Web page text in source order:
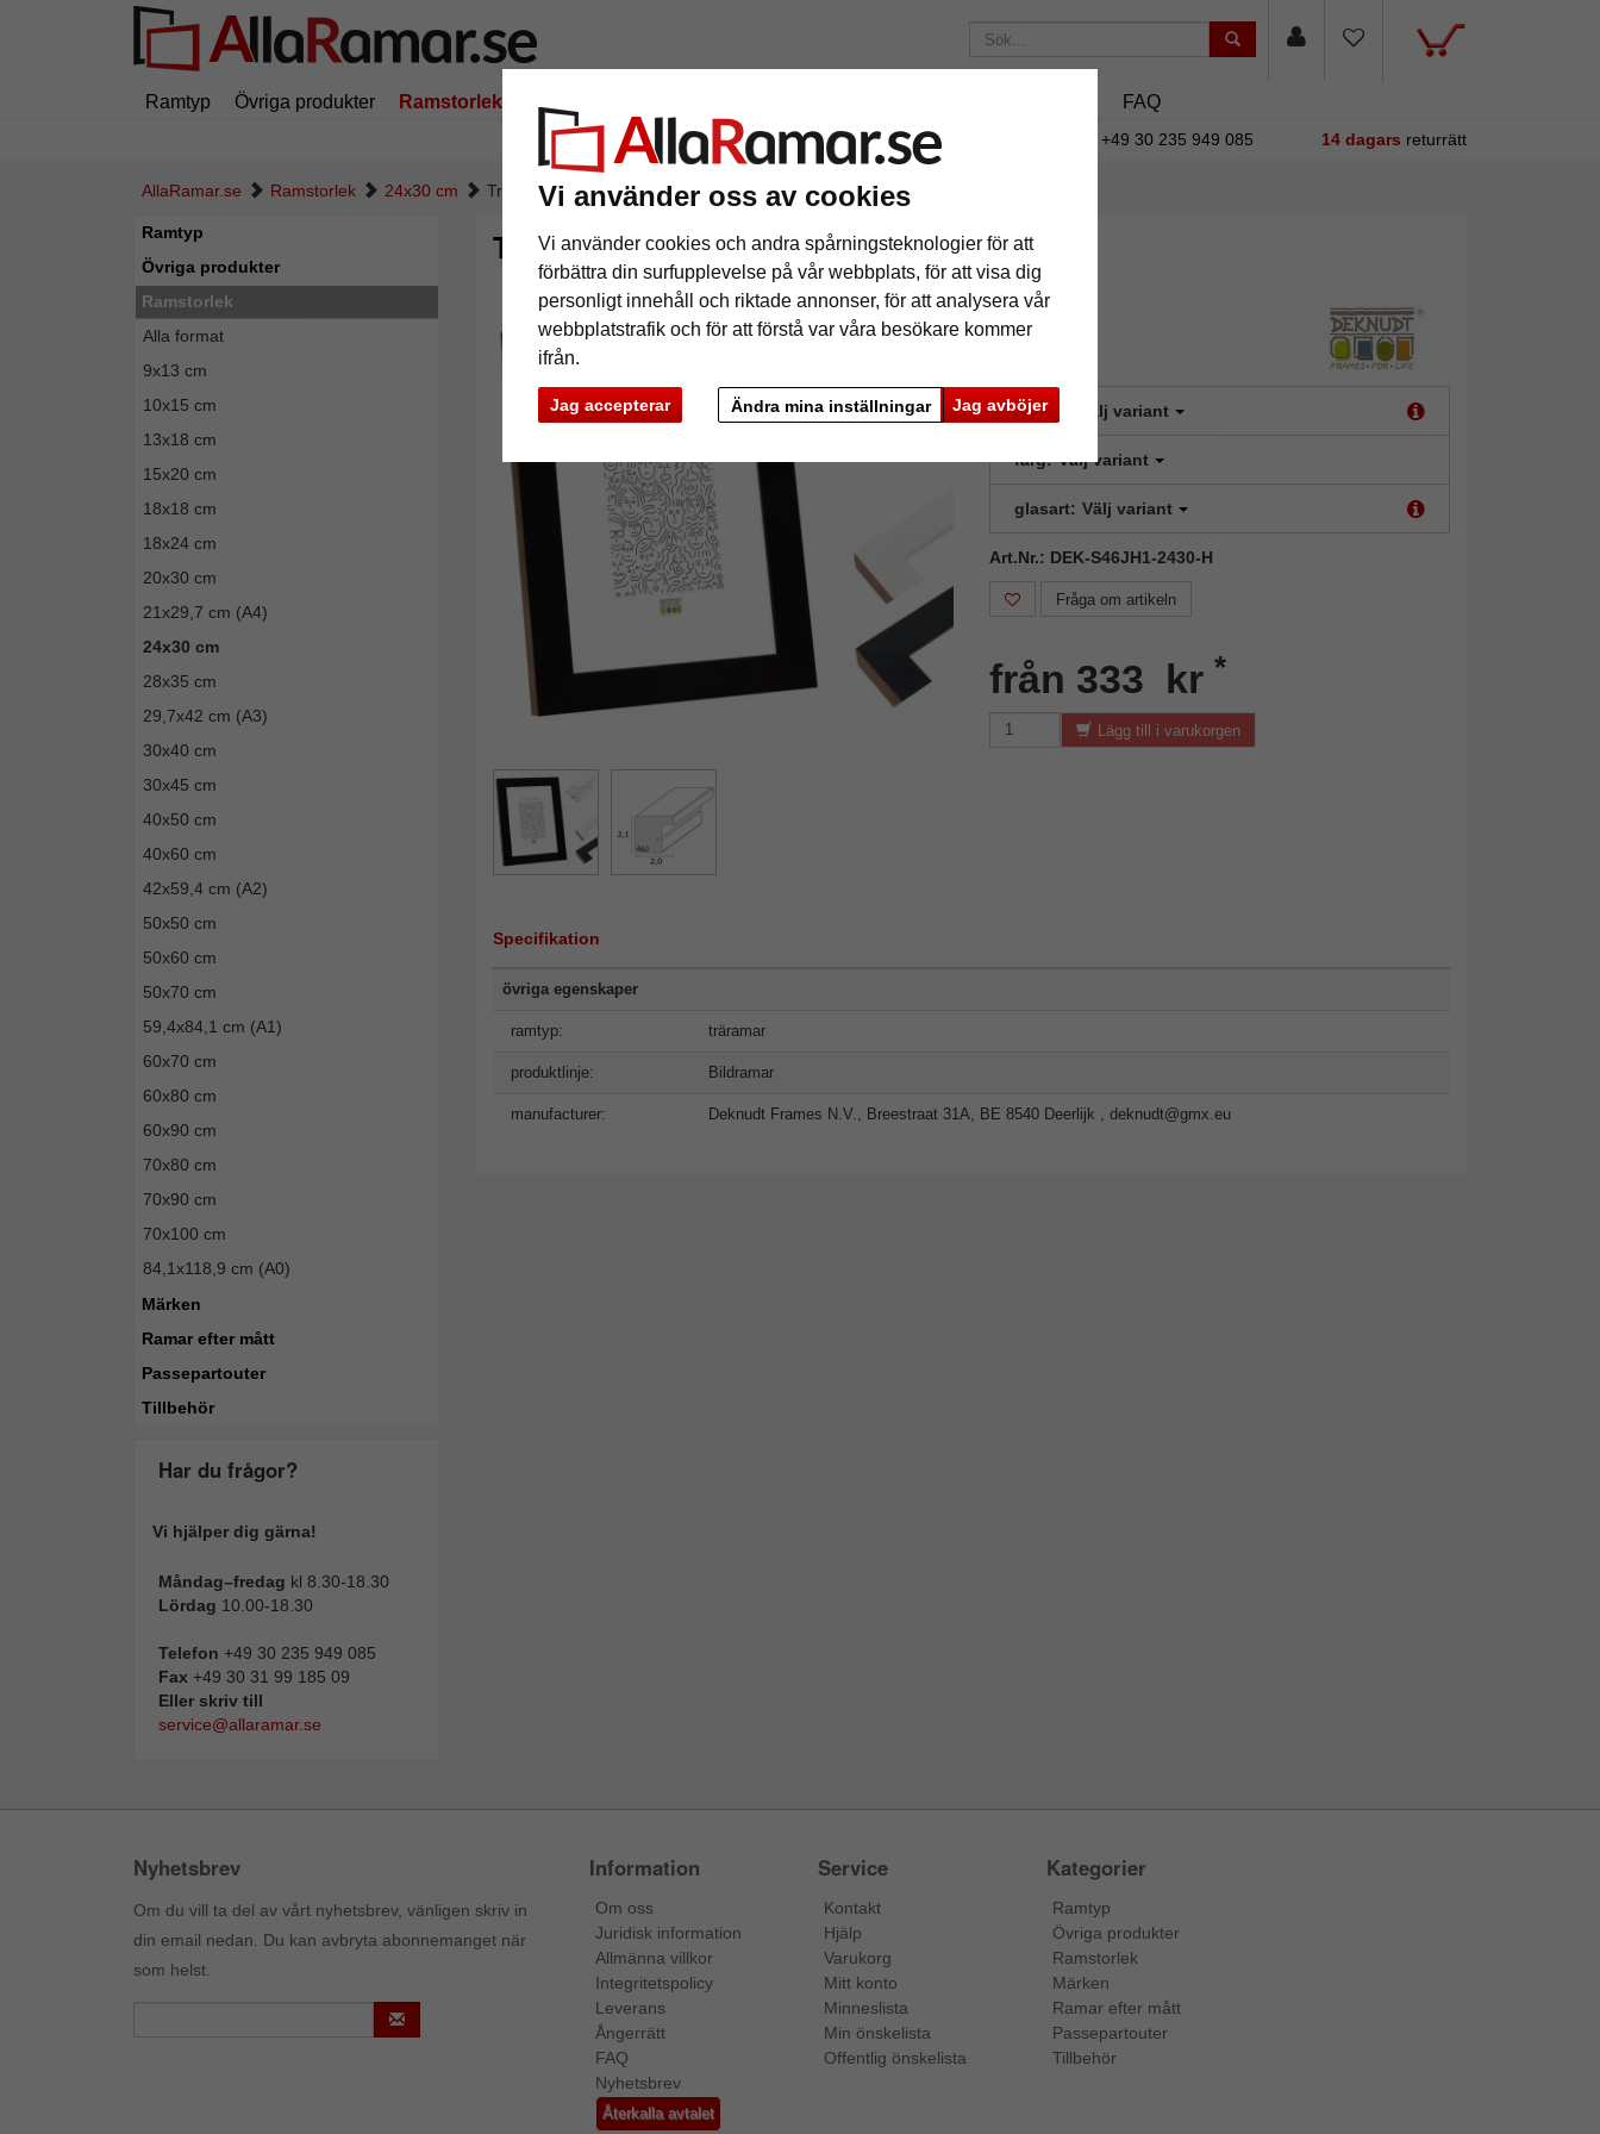
Vi använder oss av cookies
Vi använder cookies och andra spårningsteknologier för att
förbättra din surfupplevelse på vår webbplats, för att visa dig
personligt innehåll och riktade annonser, för att analysera vår
webbplatstrafik och för att förstå var våra besökare kommer
ifrån.
Jag accepterar Jag avböjer
Ändra mina inställningar
Ramtyp Övriga produkter Ramstorlek FAQ
195 kr i leveranskostnad.Oavsett hur mycket du beställer. +49 30 235 949 085 14 dagars returrätt
AllaRamar.se Ramstorlek 24x30 cm Träram Hans
Ramtyp
Övriga produkter
Ramstorlek
Alla format
9x13 cm
10x15 cm
13x18 cm
15x20 cm
18x18 cm
18x24 cm
20x30 cm
21x29,7 cm (A4)
24x30 cm
28x35 cm
29,7x42 cm (A3)
30x40 cm
30x45 cm
40x50 cm
40x60 cm
42x59,4 cm (A2)
50x50 cm
50x60 cm
50x70 cm
59,4x84,1 cm (A1)
60x70 cm
60x80 cm
60x90 cm
70x80 cm
70x90 cm
70x100 cm
84,1x118,9 cm (A0)
Märken
Ramar efter mått
Passepartouter
Tillbehör
Har du frågor?
Vi hjälper dig gärna!
Måndag–fredag kl 8.30-18.30
Lördag 10.00-18.30
Telefon +49 30 235 949 085
Fax +49 30 31 99 185 09
Eller skriv till
service@allaramar.se
Träram Hans
Tillbaka
format: Välj variant
färg: Välj variant
glasart: Välj variant
Art.Nr.: DEK-S46JH1-2430-H
Fråga om artikeln
från 333 kr *
Lägg till i varukorgen
Specifikation
övriga egenskaper
ramtyp: träramar
produktlinje: Bildramar
manufacturer: Deknudt Frames N.V., Breestraat 31A, BE 8540 Deerlijk , deknudt@gmx.eu
Nyhetsbrev
Om du vill ta del av vårt nyhetsbrev, vänligen skriv in
din email nedan. Du kan avbryta abonnemanget när
som helst.
Information
Om oss
Juridisk information
Allmänna villkor
Integritetspolicy
Leverans
Ångerrätt
FAQ
Nyhetsbrev
Återkalla avtalet
Service
Kontakt
Hjälp
Varukorg
Mitt konto
Minneslista
Min önskelista
Offentlig önskelista
Kategorier
Ramtyp
Övriga produkter
Ramstorlek
Märken
Ramar efter mått
Passepartouter
Tillbehör